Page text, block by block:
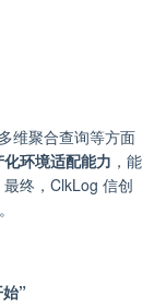
维聚合查询等方面
环境适配能力 ，能
最终，ClkLog 信创
”